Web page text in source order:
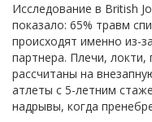
Исследование в British
показало: 65% травм
происходят именно из-
партнера. Плечи, локти,
рассчитаны на
атлеты с 5-летним
надрывы, когда